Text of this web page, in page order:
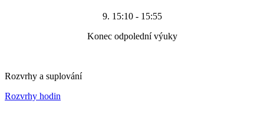
9. 15:10 - 15:55
Konec odpolední výuky
Rozvrhy a suplování
Rozvrhy hodin